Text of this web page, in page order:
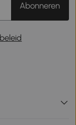
Abonneren